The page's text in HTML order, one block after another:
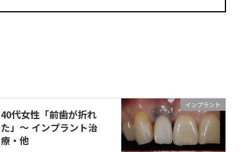
インプラント
40代女性「前歯が折れ
た」～ インプラント治
療・他